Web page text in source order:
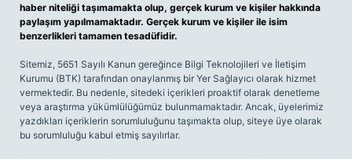
haber niteliği taşımamakta olup, gerçek kurum ve kişiler hakkında
paylaşım yapılmamaktadır. Gerçek kurum ve kişiler ile isim
benzerlikleri tamamen tesadüfidir.
Sitemiz, 5651 Sayılı Kanun gereğince Bilgi Teknolojileri ve İletişim
Kurumu (BTK) tarafından onaylanmış bir Yer Sağlayıcı olarak hizmet
vermektedir. Bu nedenle, sitedeki içerikleri proaktif olarak denetleme
veya araştırma yükümlülüğümüz bulunmamaktadır. Ancak, üyelerimiz
yazdıkları içeriklerin sorumluluğunu taşımakta olup, siteye üye olarak
bu sorumluluğu kabul etmiş sayılırlar.